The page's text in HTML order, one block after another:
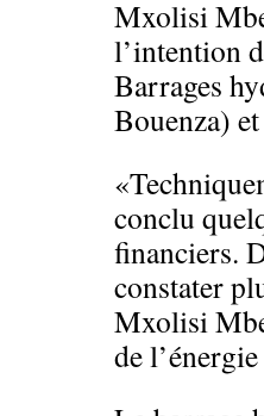
Mxolisi
l’intention
Barrages
Bouenza)
conclu
financiers.
constater
Mxolisi
de